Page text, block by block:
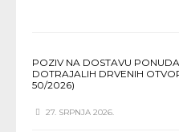
POZIV NA DOSTAVU
DOTRAJALIH DRVENIH
50/2026)
27. SRPNJA 2026.